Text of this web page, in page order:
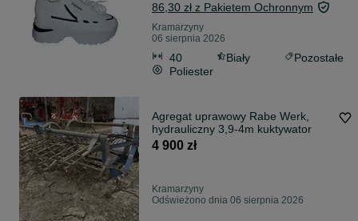
86,30 zł z Pakietem Ochronnym
Kramarzyny
06 sierpnia 2026
40 Biały
Pozostałe
Poliester
Agregat uprawowy Rabe Werk,
hydrauliczny 3,9-4m kuktywator
4 900 zł
Kramarzyny
Odświeżono dnia 06 sierpnia 2026